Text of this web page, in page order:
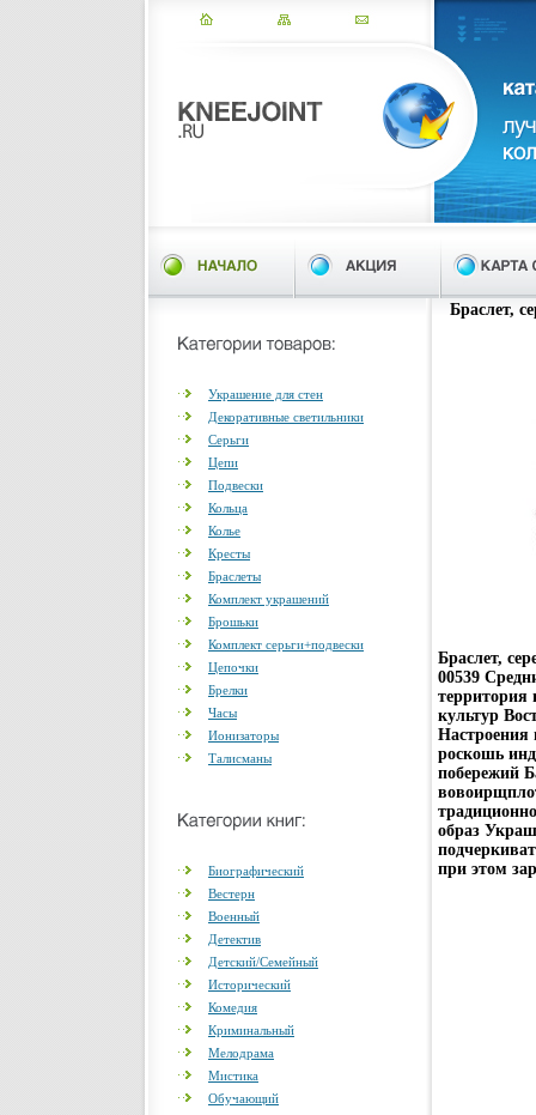
Украшение для стен
Декоративные светильники
Серьги
Цепи
Подвески
Кольца
Колье
Кресты
Браслеты
Комплект украшений
Брошьки
Комплект серьги+подвески
Цепочки
Брелки
Часы
Ионизаторы
Талисманы
Биографический
Вестерн
Военный
Детектив
Детский/Семейный
Исторический
Комедия
Криминальный
Мелодрама
Мистика
Обучающий
Браслет,
Браслет,
00539
территория
культур
Настроения
роскошь
побережий
образ
при этом